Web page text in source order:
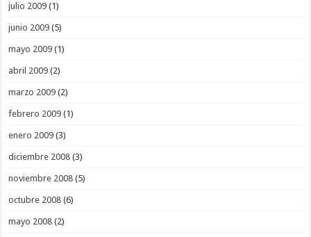
julio 2009 (1)
junio 2009 (5)
mayo 2009 (1)
abril 2009 (2)
marzo 2009 (2)
febrero 2009 (1)
enero 2009 (3)
diciembre 2008 (3)
noviembre 2008 (5)
octubre 2008 (6)
mayo 2008 (2)